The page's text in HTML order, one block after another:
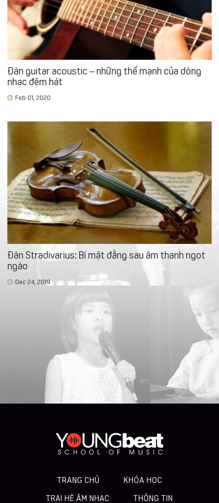
Đàn guitar acoustic – những thế mạnh của dòng
nhạc đệm hát
Feb 01, 2020
Đàn Stradivarius: Bí mật đằng sau âm thanh ngọt
ngào
Dec 24, 2019
TRANG CHỦ
KHÓA HỌC
TRẠI HÈ ÂM NHẠC
THÔNG TIN